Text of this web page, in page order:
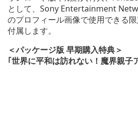
として、Sony Entertainment
のプロフィール画像で使用できる
付属します。
＜パッケージ版 早期購入特典＞
｢世界に平和は訪れない！魔界親子